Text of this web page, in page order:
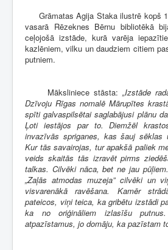
Grāmatas Agija Staka ilustrē kopš
vasarā Rēzeknes Bērnu bibliotēkā
ceļojošā izstāde, kurā varēja
kazlēniem, vilku un daudziem citiem
putniem.
Māksliniece stāsta:„Izstāde
Dzīvoju Rīgas nomalē Mārupītes
spīti galvaspilsētai saglabājusi plānu
Ļoti iestājos par to. Diemžēl
invazīvās spriganes, kas šauj sēklas
Kur tās savairojas, tur apakšā paliek
veids skaitās tās izravēt pirms
talkas. Cilvēki nāca, bet ne jau
„Zaļās atmodas muzeja” cilvēki un
visvarenākā ravēšana. Kamēr
pateicos, viņi teica, ka gribētu izstādi
ka no oriģināliem izlasīšu
atpazīstamus, jo domāju, ka pazīstam